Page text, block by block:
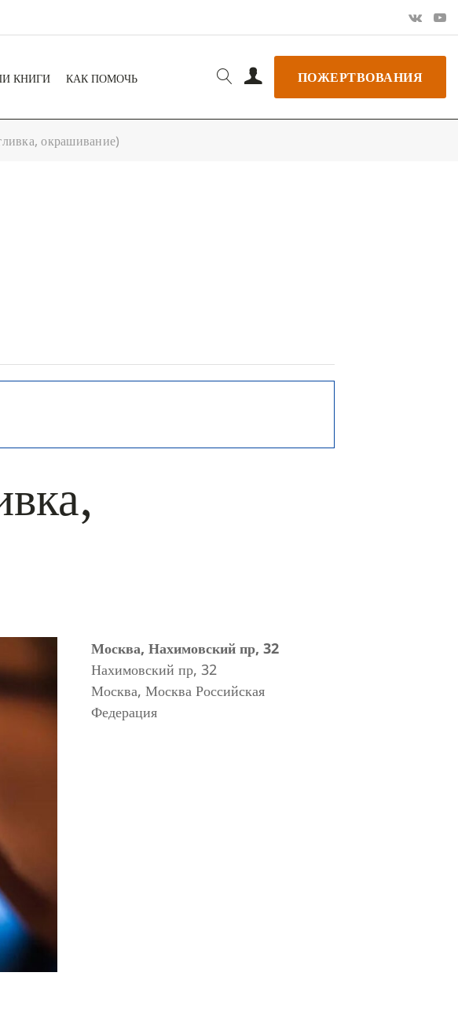
КНИГИ КАК ПОМОЧЬ ПОЖЕРТВОВАНИЯ
окрашивание)
Москва, Нахимовский пр, 32
Нахимовский пр, 32
Москва, Москва Российская
Федерация